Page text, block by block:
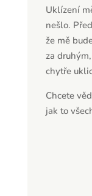
Uklízení
nešlo.
že mě
za
chytře
Chcete
jak to